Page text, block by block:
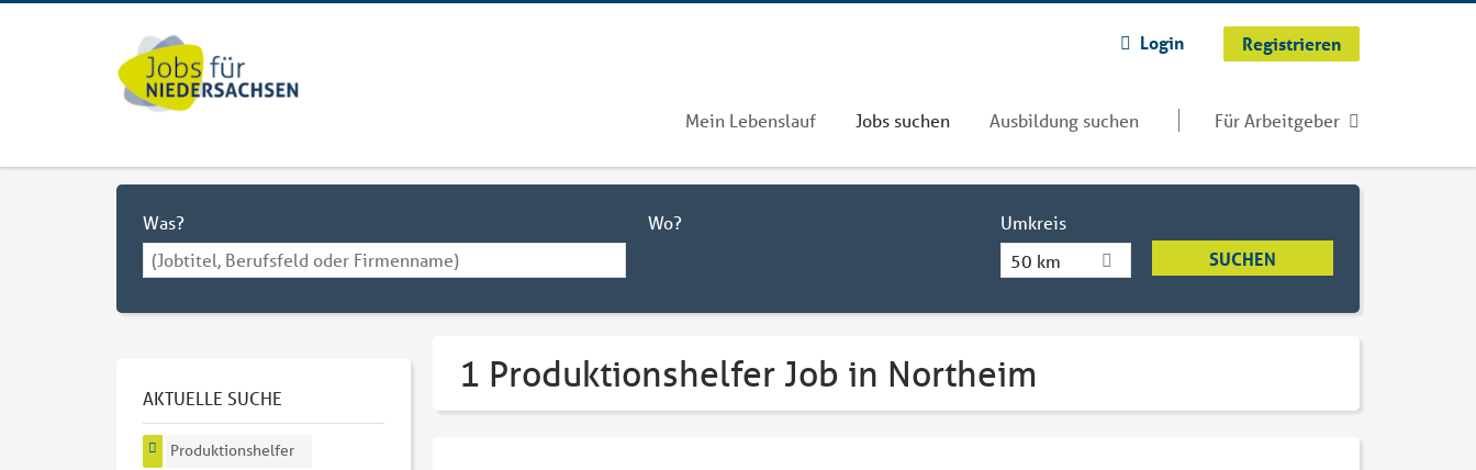
Login Registrieren
Mein Lebenslauf Jobs suchen Ausbildung suchen Für Arbeitgeber
Was? Wo?
Umkreis
50 km
1 Produktionshelfer Job in Northeim
AKTUELLE SUCHE
Produktionshelfer